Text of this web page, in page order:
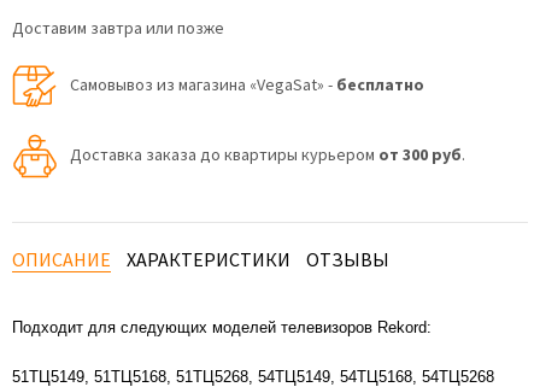
Доставим завтра или позже
Самовывоз из магазина «VegaSat» - бесплатно
Доставка заказа до квартиры курьером от 300 руб.
ОПИСАНИЕ ХАРАКТЕРИСТИКИ ОТЗЫВЫ
Подходит для следующих моделей телевизоров Rekord:
51ТЦ5149, 51ТЦ5168, 51ТЦ5268, 54ТЦ5149, 54ТЦ5168, 54ТЦ5268